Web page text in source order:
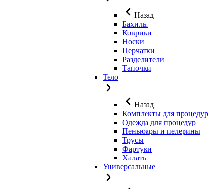
Назад
Бахилы
Коврики
Носки
Перчатки
Разделители
Тапочки
Тело
Назад
Комплекты для процедур
Одежда для процедур
Пеньюары и пелерины
Трусы
Фартуки
Халаты
Универсальные